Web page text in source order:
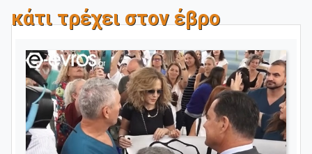
κάτι τρέχει στον έβρο